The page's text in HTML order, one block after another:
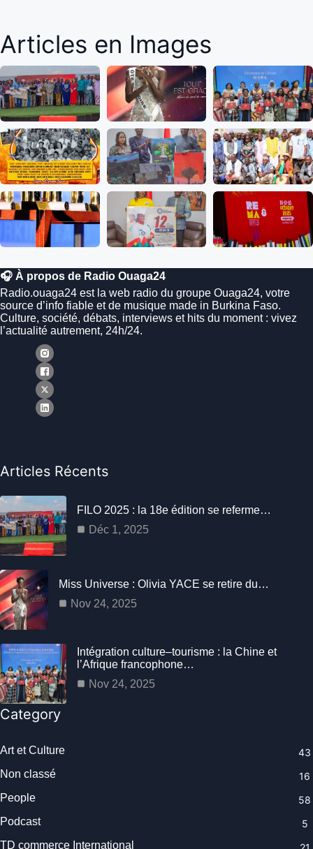
Articles en Images
🎧 À propos de Radio Ouaga24
Radio.ouaga24 est la web radio du groupe Ouaga24, votre
source d’info fiable et de musique made in Burkina Faso.
Culture, société, débats, interviews et hits du moment : vivez
l’actualité autrement, 24h/24.
Articles Récents
FILO 2025 : la 18e édition se referme…
Déc 1, 2025
Miss Universe : Olivia YACE se retire du…
Nov 24, 2025
Intégration culture–tourisme : la Chine et
l’Afrique francophone…
Nov 24, 2025
Category
Art et Culture
43
Non classé
16
People
58
Podcast
5
TD commerce International